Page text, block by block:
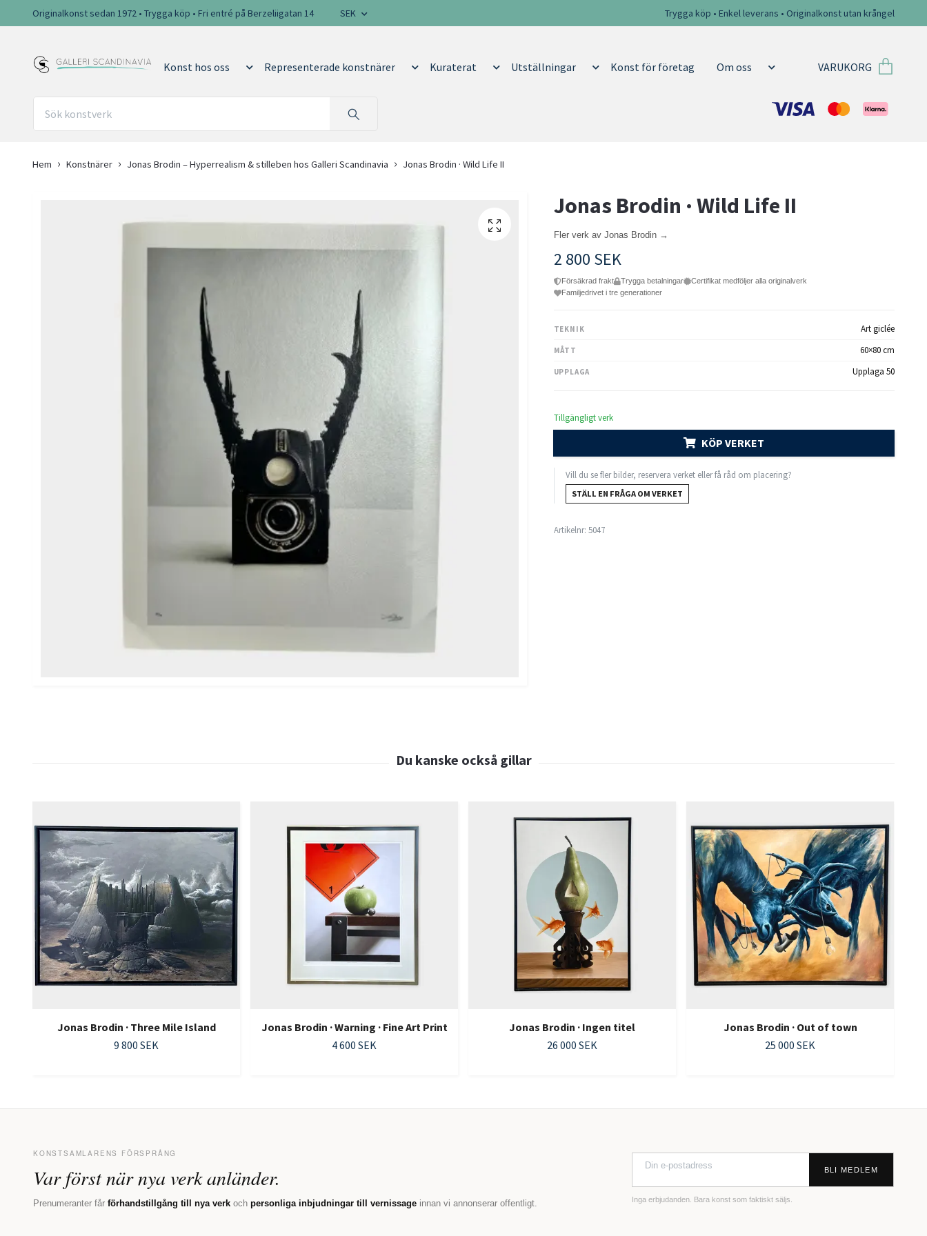
Originalkonst sedan 1972 • Trygga köp • Fri entré på Berzeliigatan 14 SEK Trygga köp • Enkel leverans • Originalkonst utan krångel
Konst hos oss Representerade konstnärer Kuraterat Utställningar Konst för företag Om oss VARUKORG
Hem Konstnärer Jonas Brodin – Hyperrealism & stilleben hos Galleri Scandinavia Jonas Brodin · Wild Life II
Jonas Brodin · Wild Life II
Fler verk av Jonas Brodin →
2 800 SEK
Försäkrad frakt Trygga betalningar
Certifikat medföljer alla originalverk
Familjedrivet i tre generationer
TEKNIK Art giclée
MÅTT 60×80 cm
UPPLAGA Upplaga 50
Tillgängligt verk
KÖP VERKET
Vill du se fler bilder, reservera verket eller få råd om placering?
STÄLL EN FRÅGA OM VERKET
Artikelnr: 5047
Jonas Brodin · Three Mile Island
9 800 SEK
Jonas Brodin · Warning · Fine Art Print
4 600 SEK
Jonas Brodin · Ingen titel
26 000 SEK
Jonas Brodin · Out of town
25 000 SEK
KONSTSAMLARENS FÖRSPRÅNG
Var först när nya verk anländer.
Prenumeranter får förhandstillgång till nya verk och personliga inbjudningar till vernissage innan vi annonserar offentligt.
BLI MEDLEM
Inga erbjudanden. Bara konst som faktiskt säljs.